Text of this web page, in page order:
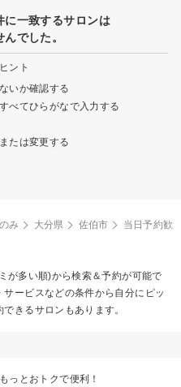
に一致するサロンは
でした。
ント
いか確認する
べてひらがなで入力する
たは変更する
み 大分県 佐伯市
当日予約歓
が多い順)から検索＆予約が可能で
ービスなどの条件から自分にピッ
きるサロンもあります。
っとおトクで便利！